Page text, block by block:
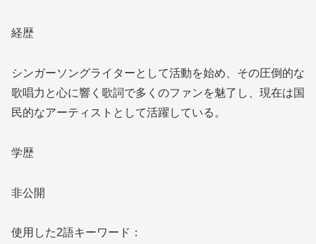
経歴
シンガーソングライターとして活動を始め、その圧倒的な
歌唱力と心に響く歌詞で多くのファンを魅了し、現在は国
民的なアーティストとして活躍している。
学歴
非公開
使用した2語キーワード：